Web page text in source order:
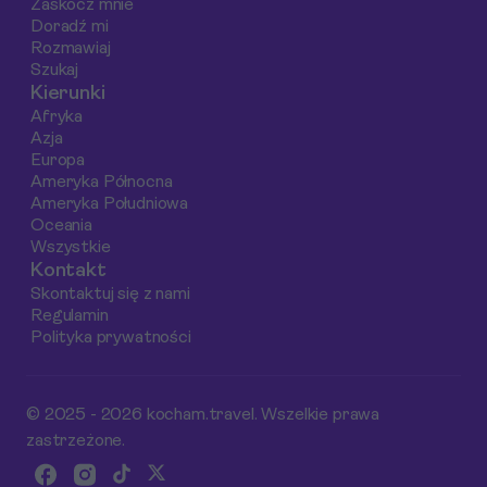
odpoczynek.
Zaskocz mnie
Doradź mi
Rozmawiaj
Szukaj
Kierunki
Afryka
Azja
Europa
Ameryka Północna
Ameryka Południowa
Oceania
Wszystkie
Kontakt
Skontaktuj się z nami
Regulamin
Polityka prywatności
© 2025 - 2026 kocham.travel. Wszelkie prawa
zastrzeżone.